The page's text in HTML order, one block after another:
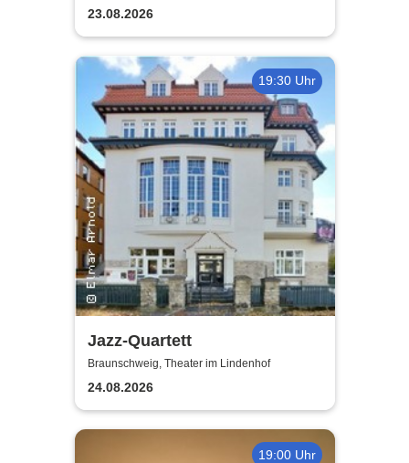
23.08.2026
19:30 Uhr
Jazz-Quartett
Braunschweig, Theater im Lindenhof
24.08.2026
19:00 Uhr